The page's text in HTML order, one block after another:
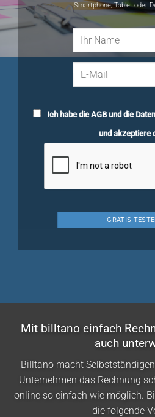
Smartphone, Tablet oder
Ich habe dieAGBund die
und akzeptiere
Mit billtano einfach
auch
Billtano macht
Unternehmen das Rechnung
online so einfach wie möglich.
die folgende